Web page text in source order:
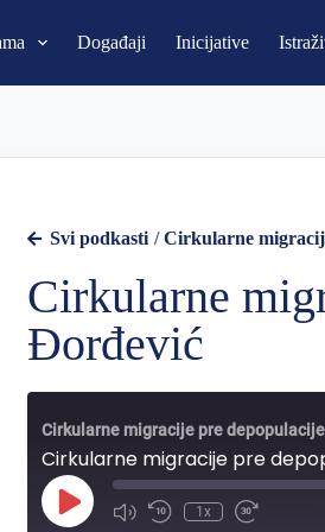
Događaji Inicijative
Svi podkasti /Cirkularne
Cirkularne
Đorđević
Cirkularne migracije pre
Cirkularne migracije pre
1x